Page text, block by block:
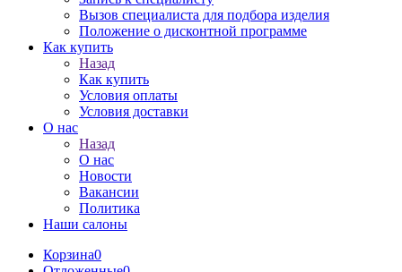
Вызов специалиста для подбора изделия
Положение о дисконтной программе
Как купить
Назад
Как купить
Условия оплаты
Условия доставки
О нас
Назад
О нас
Новости
Вакансии
Политика
Наши салоны
Корзина0